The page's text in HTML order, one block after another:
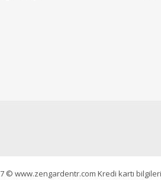
© www.zengardentr.com Kredi kartı